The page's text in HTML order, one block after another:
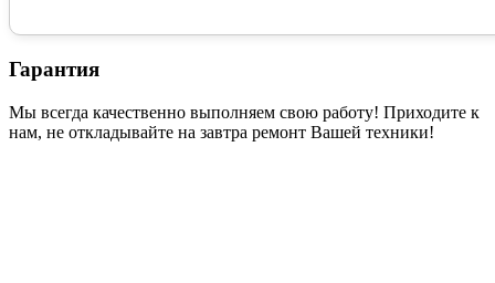
Гарантия
Мы всегда качественно выполняем свою работу! Приходите к
нам, не откладывайте на завтра ремонт Вашей техники!